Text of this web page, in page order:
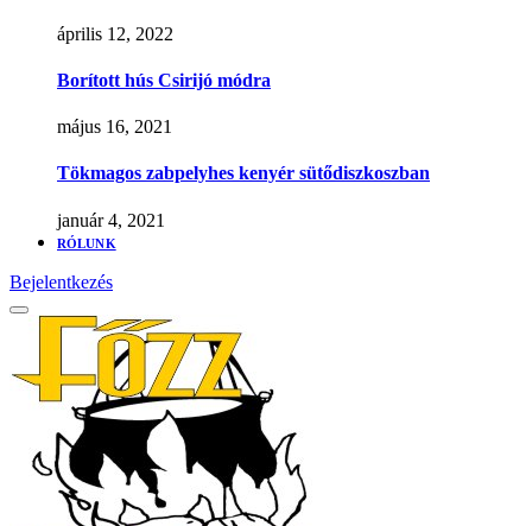
április 12, 2022
Borított hús Csirijó módra
május 16, 2021
Tökmagos zabpelyhes kenyér sütődiszkoszban
január 4, 2021
RÓLUNK
Bejelentkezés